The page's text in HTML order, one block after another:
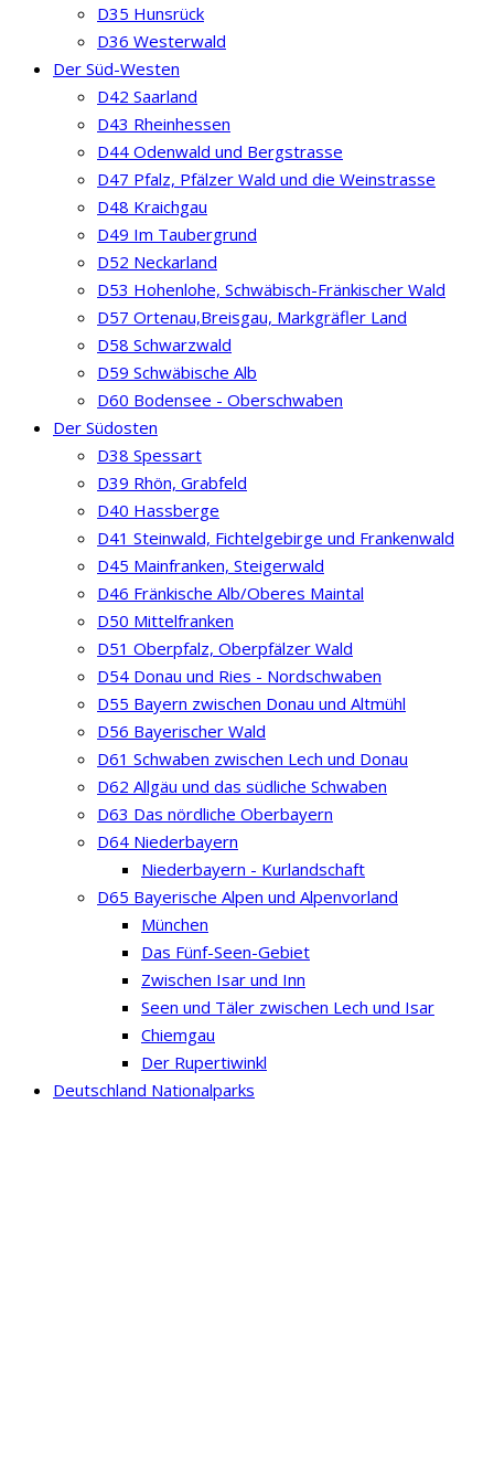
D35 Hunsrück
D36 Westerwald
Der Süd-Westen
D42 Saarland
D43 Rheinhessen
D44 Odenwald und Bergstrasse
D47 Pfalz, Pfälzer Wald und die Weinstrasse
D48 Kraichgau
D49 Im Taubergrund
D52 Neckarland
D53 Hohenlohe, Schwäbisch-Fränkischer Wald
D57 Ortenau,Breisgau, Markgräfler Land
D58 Schwarzwald
D59 Schwäbische Alb
D60 Bodensee - Oberschwaben
Der Südosten
D38 Spessart
D39 Rhön, Grabfeld
D40 Hassberge
D41 Steinwald, Fichtelgebirge und Frankenwald
D45 Mainfranken, Steigerwald
D46 Fränkische Alb/Oberes Maintal
D50 Mittelfranken
D51 Oberpfalz, Oberpfälzer Wald
D54 Donau und Ries - Nordschwaben
D55 Bayern zwischen Donau und Altmühl
D56 Bayerischer Wald
D61 Schwaben zwischen Lech und Donau
D62 Allgäu und das südliche Schwaben
D63 Das nördliche Oberbayern
D64 Niederbayern
Niederbayern - Kurlandschaft
D65 Bayerische Alpen und Alpenvorland
München
Das Fünf-Seen-Gebiet
Zwischen Isar und Inn
Seen und Täler zwischen Lech und Isar
Chiemgau
Der Rupertiwinkl
Deutschland Nationalparks